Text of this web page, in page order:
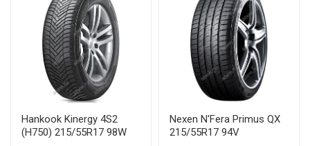
Hankook Kinergy 4S2
(H750) 215/55R17 98W
Nexen N'Fera Primus QX
215/55R17 94V